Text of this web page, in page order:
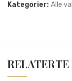
Kategorier: Alle